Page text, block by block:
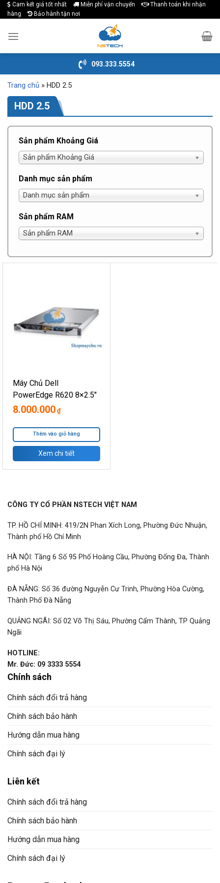
Skip
to
content
Cam kết giá tốt nhất Miễn phí vận chuyển
Thanh toán khi nhận
hàng
Bảo hành tận nơi
093.333.5554
Trang chủ » HDD 2.5
HDD 2.5
Sản phẩm Khoảng Giá
Sản phẩm Khoảng Giá
Danh mục sản phẩm
Danh mục sản phẩm
Sản phẩm RAM
Sản phẩm RAM
Máy Chủ Dell
PowerEdge R620 8×2.5″
8.000.000 ₫
Thêm vào giỏ hàng
Xem chi tiết
CÔNG TY CỔ PHẦN NSTECH VIỆT NAM
TP. HỒ CHÍ MINH: 419/2N Phan Xích Long, Phường Đức Nhuận,
Thành phố Hồ Chí Minh
HÀ NỘI: Tầng 6 Số 95 Phố Hoàng Cầu, Phường Đống Đa, Thành
phố Hà Nội
ĐÀ NẴNG: Số 36 đường Nguyễn Cư Trinh, Phường Hòa Cường,
Thành Phố Đà Nẵng
QUẢNG NGÃI: Số 02 Võ Thị Sáu, Phường Cẩm Thành, TP Quảng
Ngãi
HOTLINE:
Mr. Đức: 09 3333 5554
Chính sách
Chính sách đổi trả hàng
Chính sách bảo hành
Hướng dẫn mua hàng
Chính sách đại lý
Liên kết
Chính sách đổi trả hàng
Chính sách bảo hành
Hướng dẫn mua hàng
Chính sách đại lý